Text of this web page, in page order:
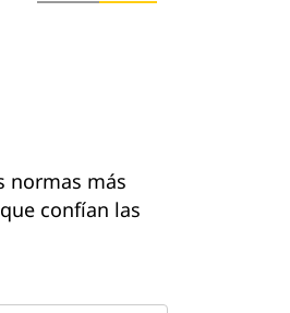
normas más
confían las